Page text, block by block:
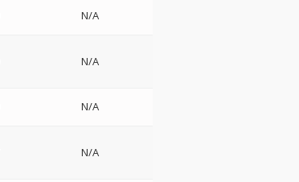
N/A
N/A
N/A
N/A